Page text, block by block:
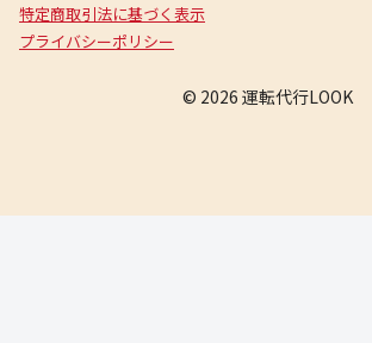
特定商取引法に基づく表示
プライバシーポリシー
© 2026 運転代行LOOK